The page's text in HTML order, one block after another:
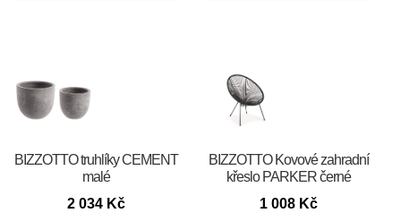
BIZZOTTO truhlíky CEMENT
malé
2 034 Kč
BIZZOTTO Kovové zahradní
křeslo PARKER černé
1 008 Kč